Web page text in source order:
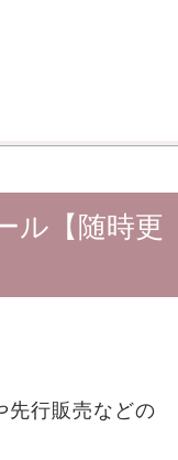
ル【随時更
先行販売などの